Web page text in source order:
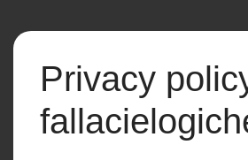
Privacy